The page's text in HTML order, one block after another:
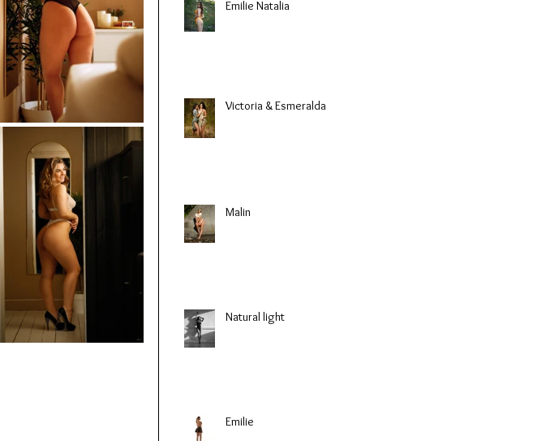
Emilie Natalia
Victoria & Esmeralda
Malin
Natural light
Emilie